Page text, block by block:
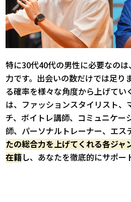
特に30代40代の男性に必要なの
力です。出会いの数だけでは足り
る確率を様々な角度から上げてい
は、ファッションスタイリスト、
チ、ボイトレ講師、コミュニケー
師、パーソナルトレーナー、エス
たの総合力を上げてくれる各ジャ
在籍し、あなたを徹底的にサポー